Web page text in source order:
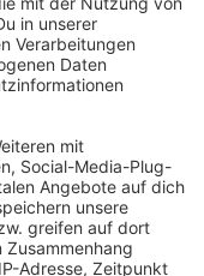
Arzt gehen
auch nach
hat.
Entzündung